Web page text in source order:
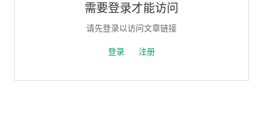
需要登录才能访问
请先登录以访问文章链接
登录 注册